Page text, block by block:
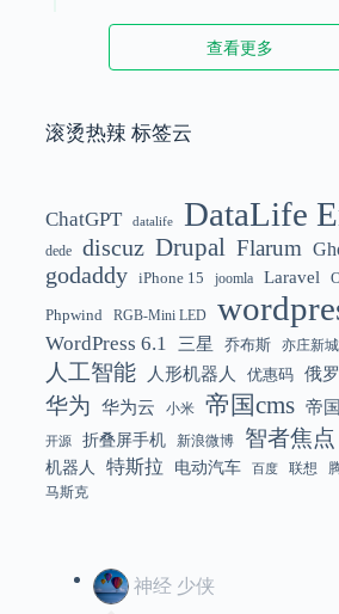
12:01
Microsoft 投入 25 亿美元成
12:01
Meta 内部模型接近 GPT-5.5
12:01
Gemini 3.5 Flash 强化“AI
理能力”
12:01
美国解除 Anthropic Fable /
出口限制
查看更多
滚烫热辣 标签云
ChatGPT datalife DataLife
dede discuz Drupal Flarum
godaddy iPhone 15 joomla Laravel
Phpwind RGB-Mini LED
WordPress 6.1 三星 乔布斯 亦庄新城
人工智能 人形机器人 优惠码 俄
华为 华为云 小米 帝国cms 帝
开源 折叠屏手机 新浪微博 智者焦点
机器人
特斯拉 电动汽车 百度 联想
马斯克
神经 少侠